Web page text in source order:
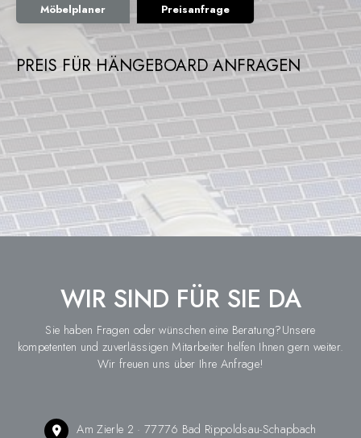
Möbelplaner Preisanfrage
PREIS FÜR HÄNGEBOARD ANFRAGEN
WIR SIND FÜR SIE DA
Sie haben Fragen oder wünschen eine Beratung?Unsere
kompetenten und zuverlässigen Mitarbeiter helfen Ihnen gern weiter.
Wir freuen uns über Ihre Anfrage!
Am Zierle 2 · 77776 Bad Rippoldsau-Schapbach